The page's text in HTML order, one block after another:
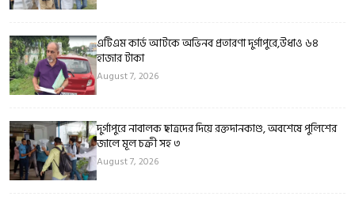
এটিএম কার্ড আটকে অভিনব প্রতারণা দুর্গাপুরে,উধাও ৬৪
হাজার টাকা
August 7, 2026
দুর্গাপুরে নাবালক ছাত্রদের দিয়ে রক্তদানকাণ্ড, অবশেষে পুলিশের
জালে মূল চক্রী সহ ৩
August 7, 2026